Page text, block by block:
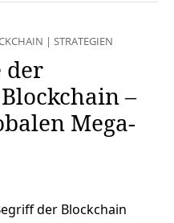
| STRATEGIEN
der
–
Mega-
der Blockchain